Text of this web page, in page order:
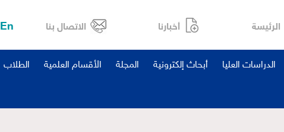
الرئيسة أخبارنا الاتصال بنا En
الدراسات العليا أبحاث إلكترونية المجلة الأقسام العلمية الطلاب